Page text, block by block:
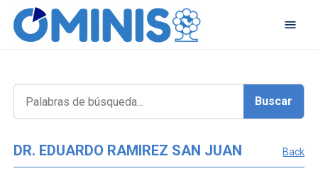
DR. EDUARDO RAMIREZ SAN JUAN Back